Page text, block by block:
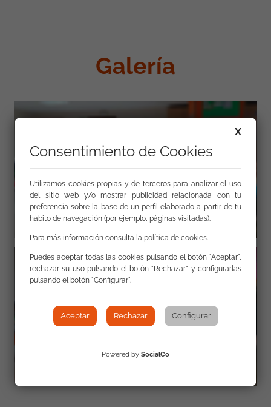
Galería
X
Consentimiento de Cookies
Utilizamos cookies propias y de terceros para analizar el uso
del sitio web y/o mostrar publicidad relacionada con tu
preferencia sobre la base de un perfil elaborado a partir de tu
hábito de navegación (por ejemplo, páginas visitadas).
Para más información consulta la política de cookies.
Puedes aceptar todas las cookies pulsando el botón "Aceptar",
rechazar su uso pulsando el botón "Rechazar" y configurarlas
pulsando el botón "Configurar".
Aceptar Rechazar Configurar
Powered by SocialCo